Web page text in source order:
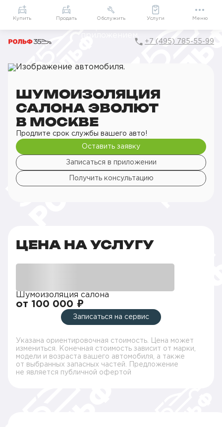
Приложение
Мой РОЛЬФ
Подарки внутри
+7 (495) 785-55-99
Главная
РОЛЬФ Сервис
Сервис Evolute
Детейлинг
Шумоизоляция
Шумоизоляция салона
ШУМОИЗОЛЯЦИЯ
САЛОНА ЭВОЛЮТ
В МОСКВЕ
Продлите срок службы вашего авто!
Оставить заявку
Записаться в приложении
Получить консультацию
ЦЕНА НА УСЛУГУ
Шумоизоляция салона
от 100 000 ₽
Записаться на сервис
Указана ориентировочная стоимость. Цена может
измениться. Конечная стоимость зависит от марки,
модели и возраста вашего автомобиля, а также
от выбранных запасных частей. Предложение
не является публичной офертой
Купить Продать Обслужить Услуги Меню